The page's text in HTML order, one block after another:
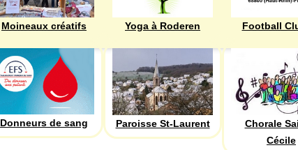
Moineaux créatifs Yoga à Roderen Football
Donneurs de sang Paroisse St-Laurent
Chorale
Cécile